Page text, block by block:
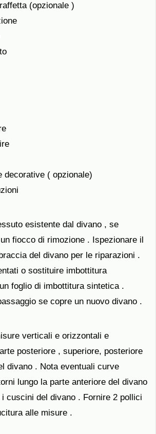
(opzionale )
decorative ( opzionale)
esistente dal divano , se
fiocco di rimozione . Ispezionare il
del divano per le riparazioni .
o sostituire imbottitura
foglio di imbottitura sintetica .
se copre un nuovo divano .
verticali e orizzontali e
posteriore , superiore, posteriore
divano . Nota eventuali curve
lungo la parte anteriore del divano
cuscini del divano . Fornire 2 pollici
alle misure .